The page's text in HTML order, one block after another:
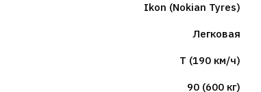
Ikon (Nokian Tyres)
Легковая
T (190 км/ч)
90 (600 кг)